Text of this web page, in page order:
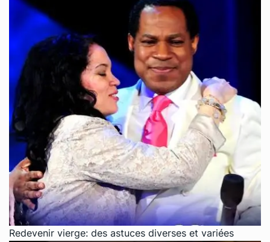
Redevenir vierge: des astuces diverses et variées